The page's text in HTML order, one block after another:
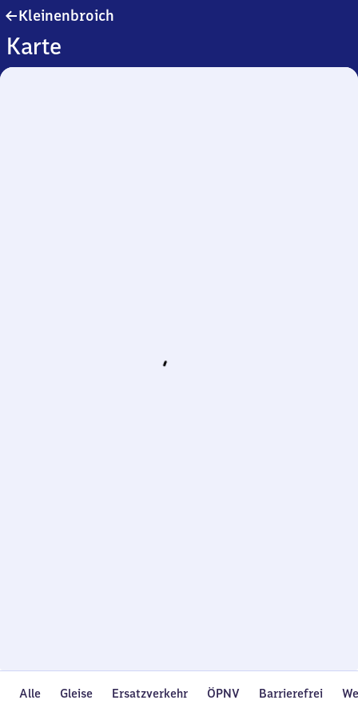
Kleinenbroich
Karte
Alle Gleise Ersatzverkehr ÖPNV Barrierefrei